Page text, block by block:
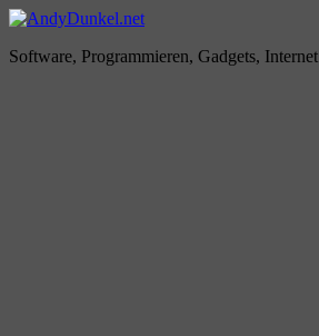
Zum
springen
AndyDunkel.net
Software, Programmieren, Gadgets, Internet